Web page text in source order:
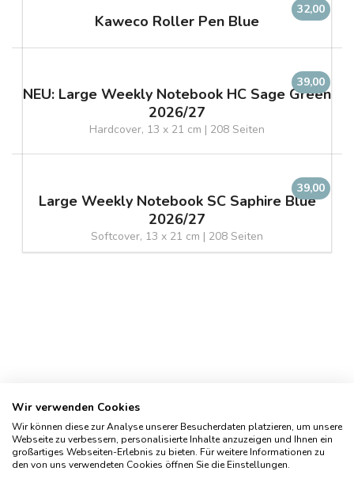
32,00
Kaweco Roller Pen Blue
39,00
NEU: Large Weekly Notebook HC Sage Green
2026/27
Hardcover, 13 x 21 cm | 208 Seiten
39,00
Large Weekly Notebook SC Saphire Blue
2026/27
Softcover, 13 x 21 cm | 208 Seiten
Impressum
Wir verwenden Cookies
Wir können diese zur Analyse unserer Besucherdaten platzieren, um unsere
Webseite zu verbessern, personalisierte Inhalte anzuzeigen und Ihnen ein
großartiges Webseiten-Erlebnis zu bieten. Für weitere Informationen zu
den von uns verwendeten Cookies öffnen Sie die Einstellungen.